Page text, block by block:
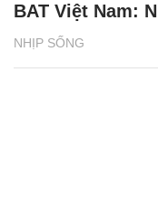
NHỊP SỐNG
BAT Việt Nam: